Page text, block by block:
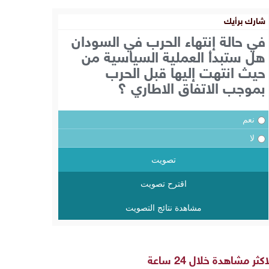
شارك برأيك
في حالة إنتهاء الحرب في السودان
هل ستبدأ العملية السياسية من
حيث انتهت إليها قبل الحرب
بموجب الاتفاق الاطاري ؟
نعم
لا
تصويت
اقترح تصويت
مشاهدة نتائج التصويت
مشاهدة خلال 24 ساعة